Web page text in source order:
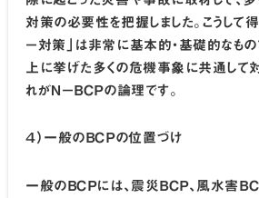
対策の必要性を把握しました。こうして
－対策」は非常に基本的・基礎的なもの
上に挙げた多くの危機事象に共通して
れがＮ－ＢＣＰの論理です。
４）一般のＢＣＰの位置づけ
一般のＢＣＰには、震災ＢＣＰ、風水害Ｂ